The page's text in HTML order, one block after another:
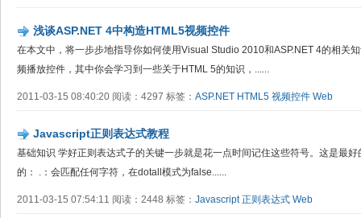
浅谈ASP.NET 4中构造HTML5视频控件
在本文中，将一步步地指导你如何使用Visual Studio 2010和ASP.NET 4的相关
频播放控件，其中你会学习到一些关于HTML 5的知识，......
2011-03-15 08:40:20 阅读：4297 标签： ASP.NET HTML5 视频控件 Web
Javascript正则表达式教程
基础知识 学好正则表达式子的关键一步就是花一点时间记住这些符号。这是最
的： .：会匹配任何字符，在dotall模式为false......
2011-03-15 07:54:11 阅读：2448 标签： Javascript 正则表达式 Web